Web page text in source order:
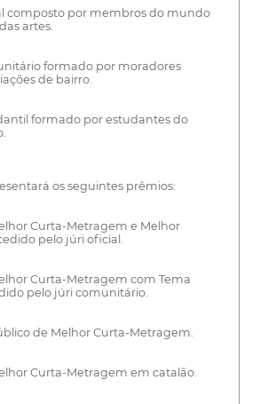
composto por membros do mundo
artes.
formado por moradores
de bairro.
formado por estudantes do
os seguintes prêmios:
Curta-Metragem e Melhor
pelo júri oficial.
Curta-Metragem com Tema
pelo júri comunitário.
de Melhor Curta-Metragem.
Curta-Metragem em catalão.